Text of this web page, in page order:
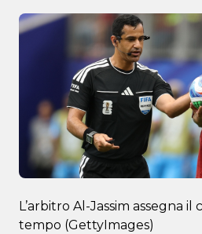
L’arbitro Al-Jassim assegna
tempo (GettyImages)